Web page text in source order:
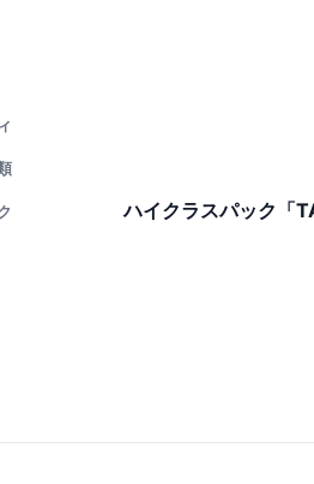
ハイクラスパック「